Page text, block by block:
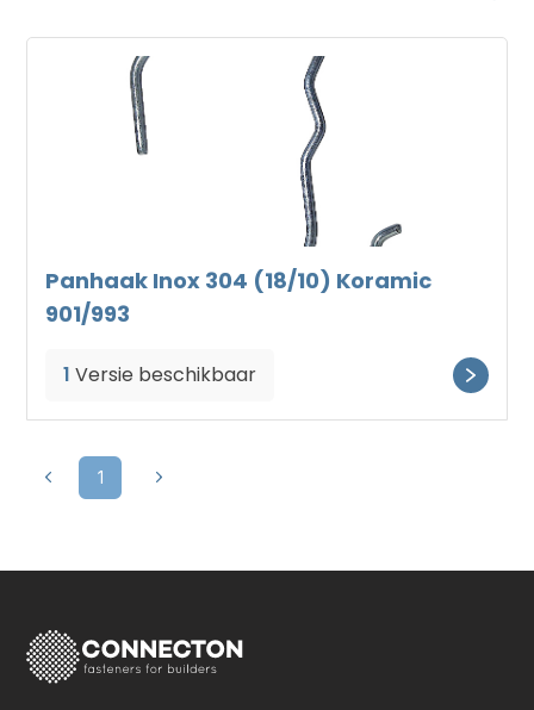
Panhaak Inox 304 (18/10) Koramic
901/993
1 Versie beschikbaar
1